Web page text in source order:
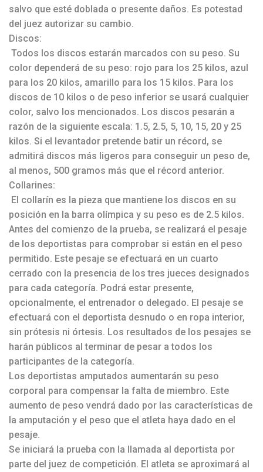
salvo que esté doblada o presente daños. Es potestad
del juez autorizar su cambio.
Discos:
Todos los discos estarán marcados con su peso. Su
color dependerá de su peso: rojo para los 25 kilos, azul
para los 20 kilos, amarillo para los 15 kilos. Para los
discos de 10 kilos o de peso inferior se usará cualquier
color, salvo los mencionados. Los discos pesarán a
razón de la siguiente escala: 1.5, 2.5, 5, 10, 15, 20 y 25
kilos. Si el levantador pretende batir un récord, se
admitirá discos más ligeros para conseguir un peso de,
al menos, 500 gramos más que el récord anterior.
Collarines:
El collarín es la pieza que mantiene los discos en su
posición en la barra olímpica y su peso es de 2.5 kilos.
Antes del comienzo de la prueba, se realizará el pesaje
de los deportistas para comprobar si están en el peso
permitido. Este pesaje se efectuará en un cuarto
cerrado con la presencia de los tres jueces designados
para cada categoría. Podrá estar presente,
opcionalmente, el entrenador o delegado. El pesaje se
efectuará con el deportista desnudo o en ropa interior,
sin prótesis ni órtesis. Los resultados de los pesajes se
harán públicos al terminar de pesar a todos los
participantes de la categoría.
Los deportistas amputados aumentarán su peso
corporal para compensar la falta de miembro. Este
aumento de peso vendrá dado por las características de
la amputación y el peso que el atleta haya dado en el
pesaje.
Se iniciará la prueba con la llamada al deportista por
parte del juez de competición. El atleta se aproximará al